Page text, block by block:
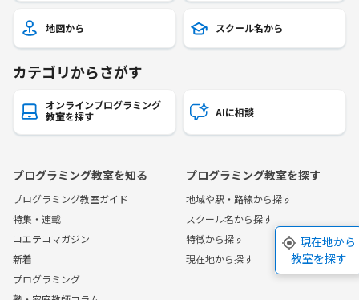
現在地から
教室を探す
地図から スクール名から
カテゴリからさがす
オンラインプログラミング
教室を探す
AIに相談
プログラミング教室を知る
プログラミング教室ガイド
特集・連載
コエテコマガジン
新着
プログラミング
プログラミング教室を探す
地域や駅・路線から探す
スクール名から探す
特徴から探す
現在地から探す